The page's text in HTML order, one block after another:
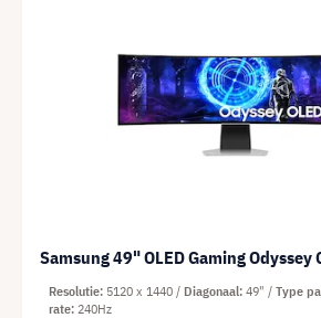
Samsung 49" OLED Gaming Odyssey
Resolutie 5120 x 1440 Diagonaal 49" Type
rate 240Hz